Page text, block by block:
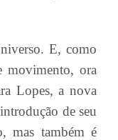
E, como
movimento, ora
Lopes, a nova
de seu
mas também é